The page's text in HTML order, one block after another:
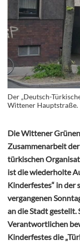
Der „Deutsch-
Wittener Hauptstraße.
Die Wittener
Zusammenarbeit
türkischen
ist die wiederholte
Kinderfestes“ in der
vergangenen
an die Stadt gestellt.
Verantwortlichen
Kinderfestes die